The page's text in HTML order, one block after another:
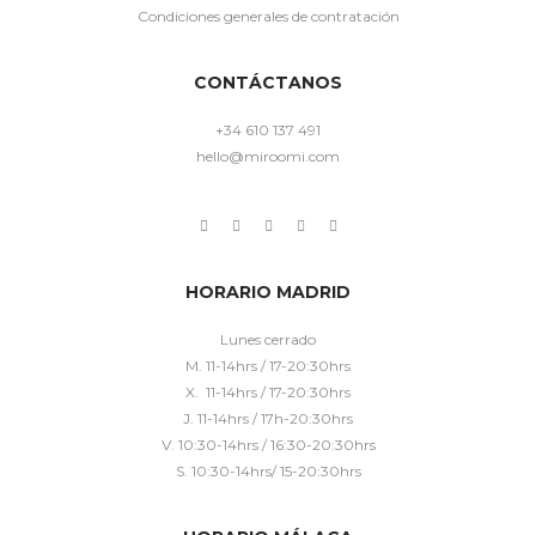
Condiciones generales de contratación
CONTÁCTANOS
+34 610 137 491
hello@miroomi.com
HORARIO MADRID
Lunes cerrado
M. 11-14hrs / 17-20:30hrs
X. 11-14hrs / 17-20:30hrs
J. 11-14hrs / 17h-20:30hrs
V. 10:30-14hrs / 16:30-20:30hrs
S. 10:30-14hrs/ 15-20:30hrs